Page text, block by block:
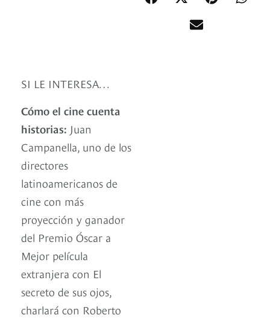
SI LE INTERESA…
Cómo el cine cuenta
historias: Juan
Campanella, uno de los
directores
latinoamericanos de
cine con más
proyección y ganador
del Premio Óscar a
Mejor película
extranjera con El
secreto de sus ojos,
charlará con Roberto